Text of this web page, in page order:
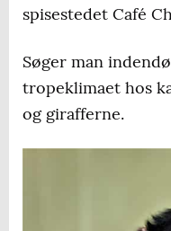
spisestedet Café
Søger man
tropeklimaet hos
og girafferne.